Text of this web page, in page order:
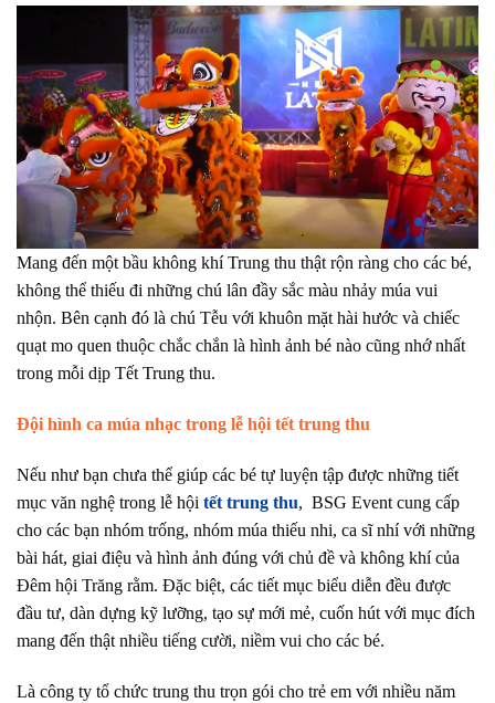
Mang đến một bầu không khí Trung thu thật rộn ràng cho các bé,
không thể thiếu đi những chú lân đầy sắc màu nhảy múa vui
nhộn. Bên cạnh đó là chú Tễu với khuôn mặt hài hước và chiếc
quạt mo quen thuộc chắc chắn là hình ảnh bé nào cũng nhớ nhất
trong mỗi dịp Tết Trung thu.
Đội hình ca múa nhạc trong lễ hội tết trung thu
Nếu như bạn chưa thể giúp các bé tự luyện tập được những tiết
mục văn nghệ trong lễ hội tết trung thu, BSG Event cung cấp
cho các bạn nhóm trống, nhóm múa thiếu nhi, ca sĩ nhí với những
bài hát, giai điệu và hình ảnh đúng với chủ đề và không khí của
Đêm hội Trăng rằm. Đặc biệt, các tiết mục biểu diễn đều được
đầu tư, dàn dựng kỹ lưỡng, tạo sự mới mẻ, cuốn hút với mục đích
mang đến thật nhiều tiếng cười, niềm vui cho các bé.
Là công ty tổ chức trung thu trọn gói cho trẻ em với nhiều năm